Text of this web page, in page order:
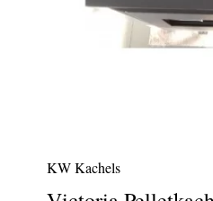
KW Kachels